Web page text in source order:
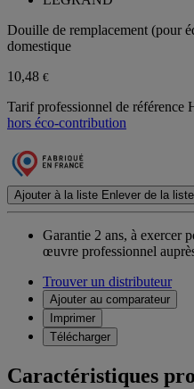
Douille de remplacement (pour
domestique
10,48 €
Tarif professionnel de référence
hors éco-contribution
Ajouter à la liste Enlever de la liste
Garantie 2 ans, à exercer
œuvre professionnel
Trouver un distributeur
Ajouter au comparateur
Imprimer
Télécharger
Caractéristiques